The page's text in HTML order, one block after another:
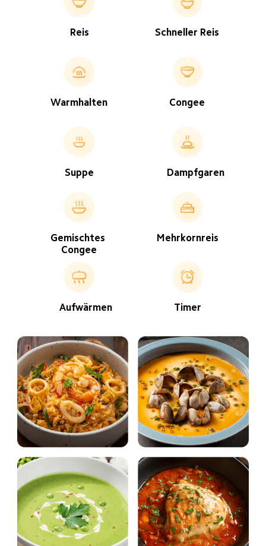
Reis Schneller Reis
Warmhalten Congee
Suppe Dampfgaren
Gemischtes
Congee
Mehrkornreis
Aufwärmen Timer